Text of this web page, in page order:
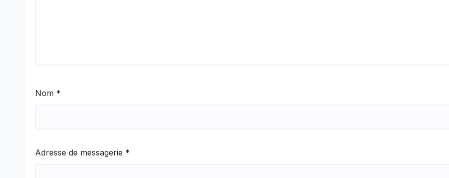
Nom *
Adresse de messagerie *